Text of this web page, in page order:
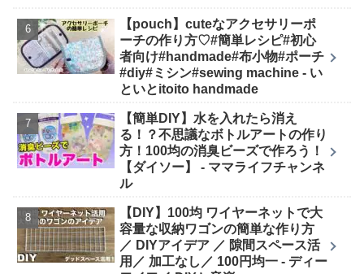
【pouch】cuteなアクセサリーポ
ーチの作り方♡#簡単レシピ#初心
者向け#handmade#布小物#ポーチ
#diy#ミシン#sewing machine - い
といとitoito handmade
【簡単DIY】水を入れたら消え
る！？不思議なボトルアートの作り
方！100均の消臭ビーズで作ろう！
【ダイソー】 - ママライフチャンネ
ル
【DIY】100均 ワイヤーネットで大
容量な収納ワゴンの簡単な作り方
／ DIYアイデア ／ 隙間スペース活
用／ 加工なし／ 100円均一 - ディー